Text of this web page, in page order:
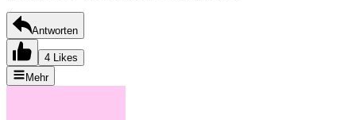
Antworten
4 Likes
Mehr